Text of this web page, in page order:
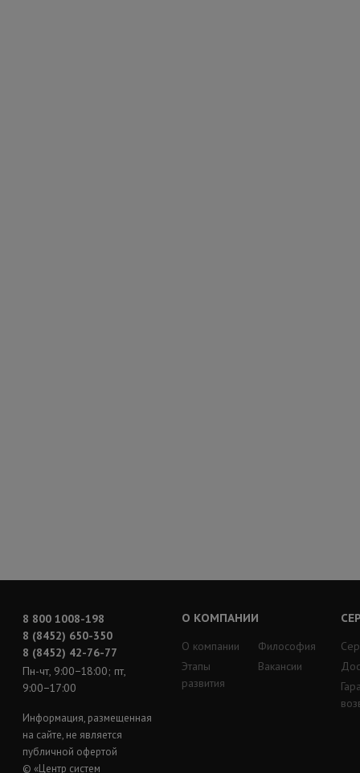
8 800 1008-198
8 (8452) 650-350
8 (8452) 42-76-77
Пн-чт, 9:00−18:00; пт,
9:00−17:00
Информация, размещенная
на сайте, не является
публичной офертой
© «Центр систем
О КОМПАНИИ
О компании
Этапы
развития
Философия
Вакансии